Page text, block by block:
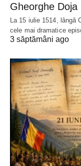
Gheorghe Doja
La 15 iulie 1514,
cele mai dramatice
3 săptămâni ago